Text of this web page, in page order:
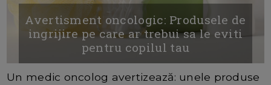
Avertisment oncologic: Produsele de
ingrijire pe care ar trebui sa le eviti
pentru copilul tau
Un medic oncolog avertizează: unele produse